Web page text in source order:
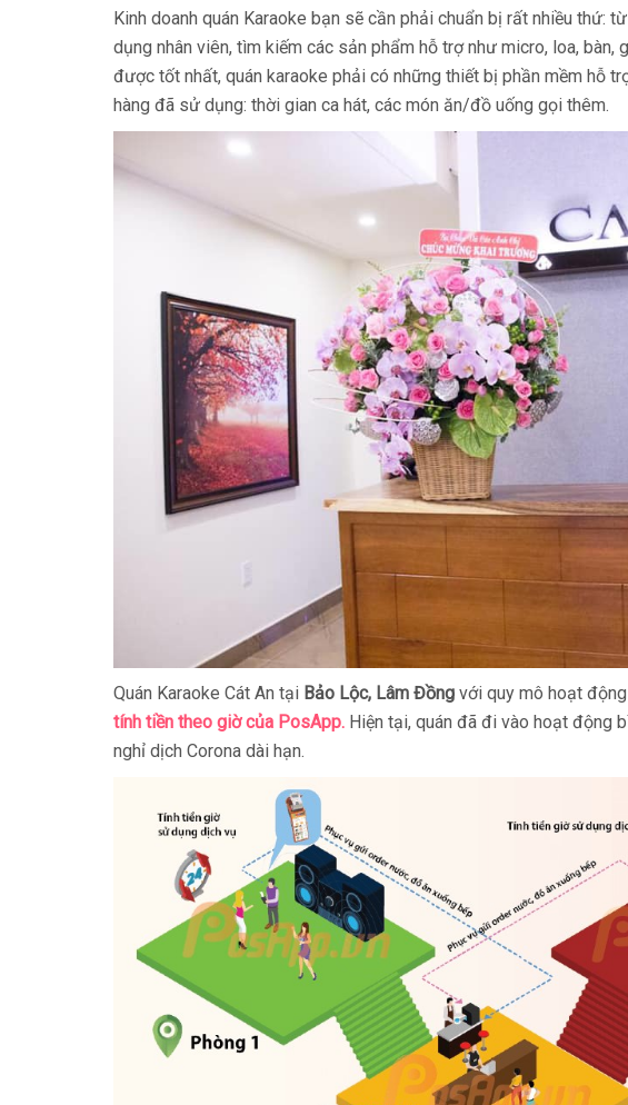
Kinh doanh quán Karaoke bạn sẽ cần phải chuẩn bị rất nhiều thứ:
dụng nhân viên, tìm kiếm các sản phẩm hỗ trợ như micro, loa, bàn,
được tốt nhất, quán karaoke phải có những thiết bị phần mềm hỗ
hàng đã sử dụng: thời gian ca hát, các món ăn/đồ uống gọi thêm.
Quán Karaoke Cát An tại Bảo Lộc, Lâm Đồng với quy mô hoạt
tính tiền theo giờ của PosApp. Hiện tại, quán đã đi vào hoạt động
nghỉ dịch Corona dài hạn.